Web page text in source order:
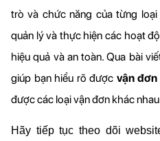
trò và chức năng của từng
quản lý và thực hiện các hoạt
hiệu quả và an toàn. Qua bài
giúp bạn hiểu rõ được vận
được các loại vận đơn khác
Hãy tiếp tục theo dõi